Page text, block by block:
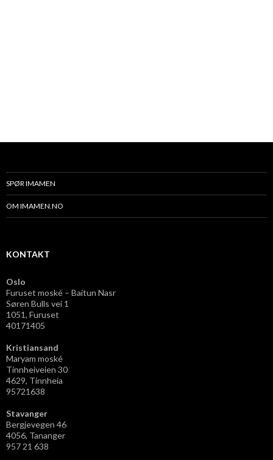
SPØR IMAMEN
OM IMAMEN.NO
KONTAKT
Oslo
Furuset moské – Baitun Nasr
Søren Bulls vei 1
1051, Furuset
40171405
Kristiansand
Maryam moské
Tinnheiveien 30
4629, Tinnheia
95721638
Stavanger
Bergjevegen 46
4056, Tananger
957 21 638